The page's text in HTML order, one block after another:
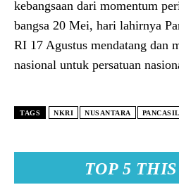
TOP 5
kebangsaan dari momentum
bangsa 20 Mei, hari lahirnya
RI 17 Agustus mendatang dan
nasional untuk persatuan
TAGS NKRI NUSANTARA